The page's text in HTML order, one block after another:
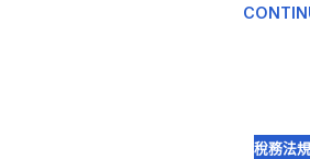
稅務法規